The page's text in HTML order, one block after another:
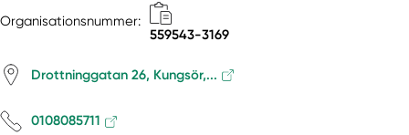
Organisationsnummer:
559543-3169
Drottninggatan 26, Kungsör,...
0108085711